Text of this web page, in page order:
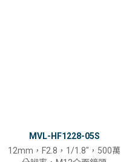
MVL-HF1228-05S
12mm，F2.8，1/1.8"，500萬